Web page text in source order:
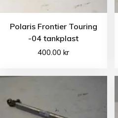
Polaris Frontier Touring
-04 tankplast
400.00kr